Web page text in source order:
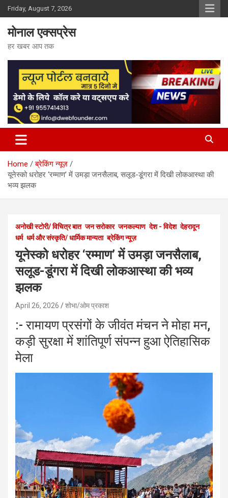
Skip
to
content
Friday, August 7, 2026
मोनाल एक्सप्रेस
हर खबर आप तक
Home
ब्रेकिंग न्यूज़
यूनेस्को धरोहर ‘रम्माण’ में उमड़ा जनसैलाब, सलूड-डूंगरा में दिखी लोकआस्था की
भव्य झलक
अनोखी स्टोरी/ विचित्र बात जन सरोकार जनकल्याण देश - विदेश देहरादून
धर्म धर्म और संस्कृति/ धार्मिक मान्यता ब्रेकिंग न्यूज़
यूनेस्को धरोहर ‘रम्माण’ में उमड़ा जनसैलाब,
सलूड-डूंगरा में दिखी लोकआस्था की भव्य
झलक
April 26, 2026 शोभा/ओम प्रकाश
:- रामायण प्रसंगों के जीवंत मंचन ने मोहा मन,
कड़ी सुरक्षा में शांतिपूर्ण संपन्न हुआ ऐतिहासिक
मेला